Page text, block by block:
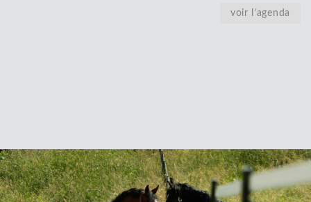
voir l’agenda